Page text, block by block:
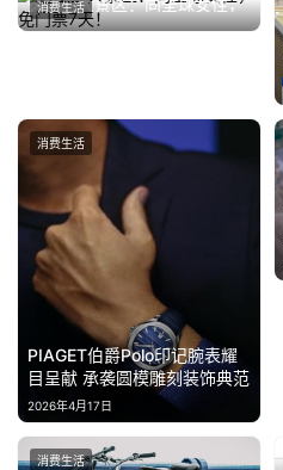
汽
·
能
源
这里三大景区：向全球女性，
免门票7天！
2025年3月1日
消费生活
PIAGET伯爵Polo印记腕表耀
目呈献 承袭圆模雕刻装饰典范
2026年4月17日
消费生活
消费生活